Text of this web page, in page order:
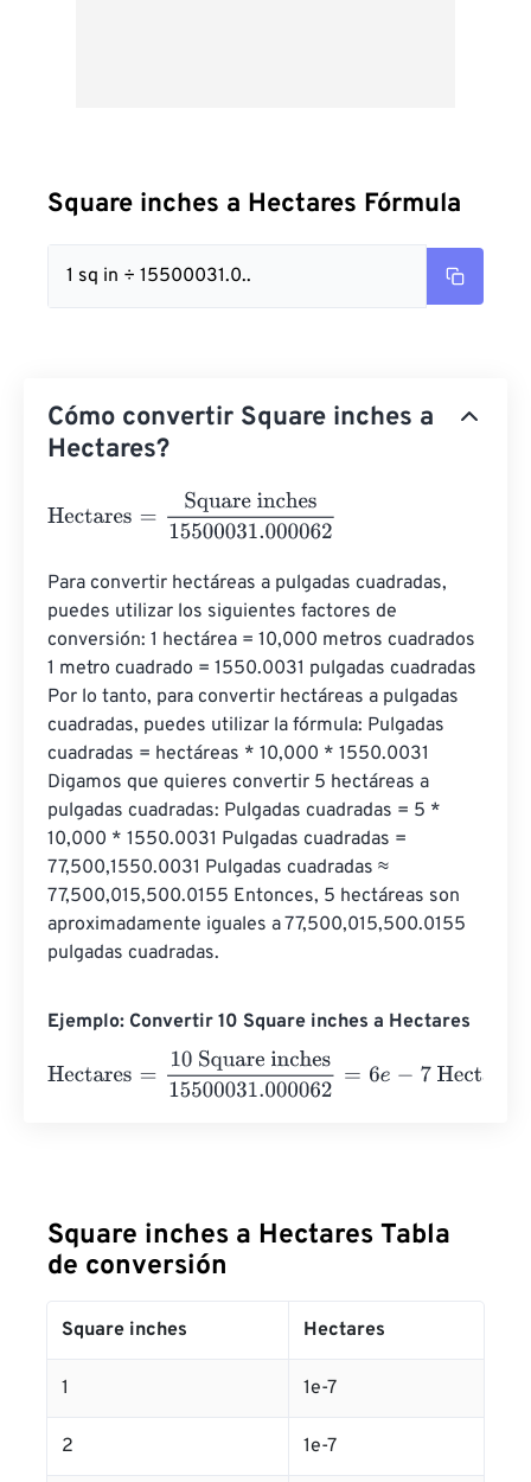
Square inches a Hectares Fórmula
1 sq in ÷ 15500031.0..
Cómo convertir Square inches a
Hectares?
Hectares Square inches 15500031.000062
Para convertir hectáreas a pulgadas cuadradas,
puedes utilizar los siguientes factores de
conversión: 1 hectárea = 10,000 metros cuadrados
1 metro cuadrado = 1550.0031 pulgadas cuadradas
Por lo tanto, para convertir hectáreas a pulgadas
cuadradas, puedes utilizar la fórmula: Pulgadas
cuadradas = hectáreas * 10,000 * 1550.0031
Digamos que quieres convertir 5 hectáreas a
pulgadas cuadradas: Pulgadas cuadradas = 5 *
10,000 * 1550.0031 Pulgadas cuadradas =
77,500,1550.0031 Pulgadas cuadradas ≈
77,500,015,500.0155 Entonces, 5 hectáreas son
aproximadamente iguales a 77,500,015,500.0155
pulgadas cuadradas.
Ejemplo: Convertir 10 Square inches a Hectares
Hectares
10 Square inches15500031.000062= -
Square inches a Hectares Tabla
de conversión
Square inches Hectares
1 1e-7
2 1e-7